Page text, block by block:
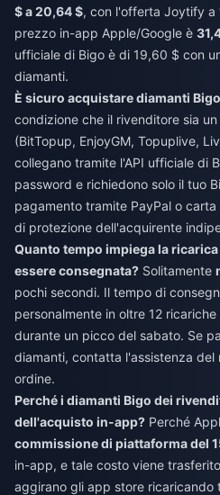
$ a 20,64 $, con l'offerta Joytify a
prezzo in-app Apple/Google è
ufficiale di Bigo è di 19,60 $ con
diamanti.
È sicuro acquistare diamanti
condizione che il rivenditore sia
(BitTopup, EnjoyGM, Topuplive,
collegano tramite l'API ufficiale di
password e richiedono solo il tuo
pagamento tramite PayPal o
di protezione dell'acquirente
Quanto tempo impiega la
essere consegnata? Solitamente
pochi secondi. Il tempo di
personalmente in oltre 12
durante un picco del sabato. Se
diamanti, contatta l'assistenza del
ordine.
Perché i diamanti Bigo dei
dell'acquisto in-app? Perché
commissione di piattaforma del
in-app, e tale costo viene
aggirano gli app store ricaricando